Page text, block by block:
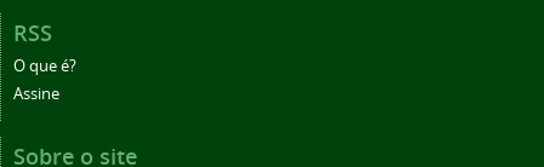
RSS
O que é?
Assine
Sobre o site